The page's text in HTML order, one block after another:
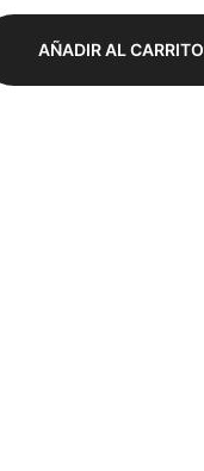
AÑADIR AL CARRITO